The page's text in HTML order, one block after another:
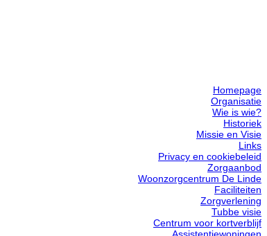
Homepage
Organisatie
Wie is wie?
Historiek
Missie en Visie
Links
Privacy en cookiebeleid
Zorgaanbod
Woonzorgcentrum De Linde
Faciliteiten
Zorgverlening
Tubbe visie
Centrum voor kortverblijf